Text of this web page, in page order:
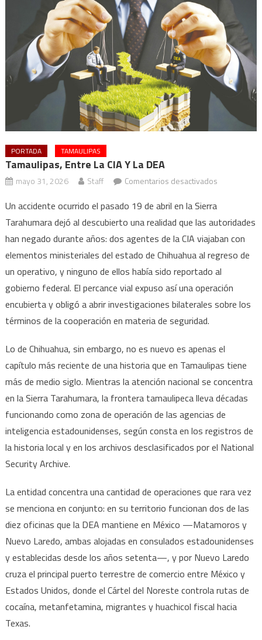
PORTADA TAMAULIPAS
Tamaulipas, Entre La CIA Y La DEA
mayo 31, 2026 Staff Comentarios desactivadosen
entre
la
CIA
y
la
DEA
Un accidente ocurrido el pasado 19 de abril en la Sierra
Tarahumara dejó al descubierto una realidad que las autoridades
han negado durante años: dos agentes de la CIA viajaban con
elementos ministeriales del estado de Chihuahua al regreso de
un operativo, y ninguno de ellos había sido reportado al
gobierno federal. El percance vial expuso así una operación
encubierta y obligó a abrir investigaciones bilaterales sobre los
términos de la cooperación en materia de seguridad.
Lo de Chihuahua, sin embargo, no es nuevo es apenas el
capítulo más reciente de una historia que en Tamaulipas tiene
más de medio siglo. Mientras la atención nacional se concentra
en la Sierra Tarahumara, la frontera tamaulipeca lleva décadas
funcionando como zona de operación de las agencias de
inteligencia estadounidenses, según consta en los registros de
la historia local y en los archivos desclasificados por el National
Security Archive.
La entidad concentra una cantidad de operaciones que rara vez
se menciona en conjunto: en su territorio funcionan dos de las
diez oficinas que la DEA mantiene en México —Matamoros y
Nuevo Laredo, ambas alojadas en consulados estadounidenses
y establecidas desde los años setenta—, y por Nuevo Laredo
cruza el principal puerto terrestre de comercio entre México y
Estados Unidos, donde el Cártel del Noreste controla rutas de
cocaína, metanfetamina, migrantes y huachicol fiscal hacia
Texas.